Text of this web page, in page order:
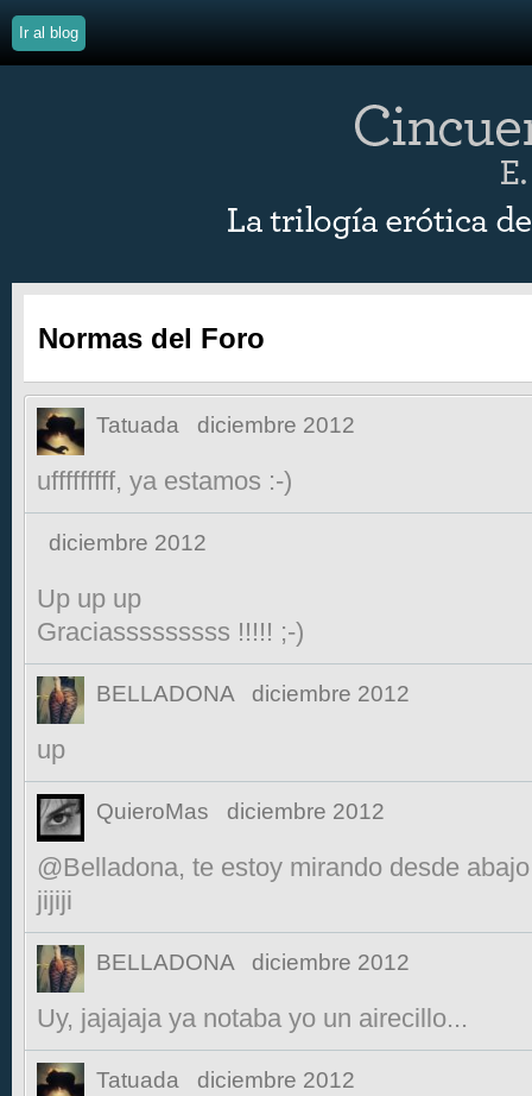
Ir al blog
Normas del Foro
Tatuada diciembre 2012
ufffffffff, ya estamos :-)
diciembre 2012
Up up up
Graciasssssssss !!!!! ;-)
BELLADONA diciembre 2012
up
QuieroMas diciembre 2012
@Belladona, te estoy mirando desde
jijiji
BELLADONA diciembre 2012
Uy, jajajaja ya notaba yo un airecillo...
Tatuada diciembre 2012